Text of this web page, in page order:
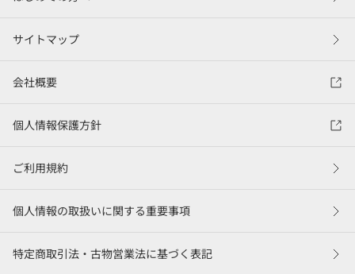
サイトマップ
会社概要
個人情報保護方針
ご利用規約
個人情報の取扱いに関する重要事項
特定商取引法・古物営業法に基づく表記